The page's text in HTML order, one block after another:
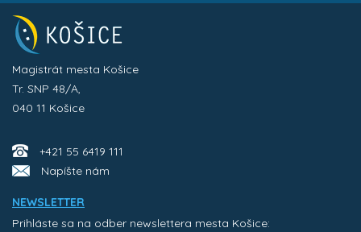
Magistrát mesta Košice
Tr. SNP 48/A,
040 11 Košice
+421 55 6419 111
Napíšte nám
NEWSLETTER
Prihláste sa na odber newslettera mesta Košice: